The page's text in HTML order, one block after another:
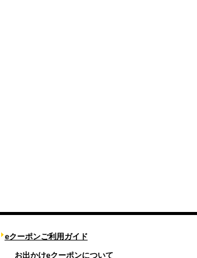
eクーポンご利用ガイド
お出かけeクーポンについて